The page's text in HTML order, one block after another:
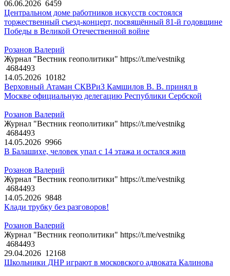
06.06.2026 6459
Центральном доме работников искусств состоялся
торжественный съезд-концерт, посвящённый 81-й годовщине
Победы в Великой Отечественной войне
Розанов Валерий
Журнал "Вестник геополитики" https://t.me/vestnikg
4684493
14.05.2026 10182
Верховный Атаман СКВРиЗ Камшилов В. В. принял в
Москве официальную делегацию Республики Сербской
Розанов Валерий
Журнал "Вестник геополитики" https://t.me/vestnikg
4684493
14.05.2026 9966
В Балашихе, человек упал с 14 этажа и остался жив
Розанов Валерий
Журнал "Вестник геополитики" https://t.me/vestnikg
4684493
14.05.2026 9848
Клади трубку без разговоров!
Розанов Валерий
Журнал "Вестник геополитики" https://t.me/vestnikg
4684493
29.04.2026 12168
Школьники ДНР играют в московского адвоката Калинова